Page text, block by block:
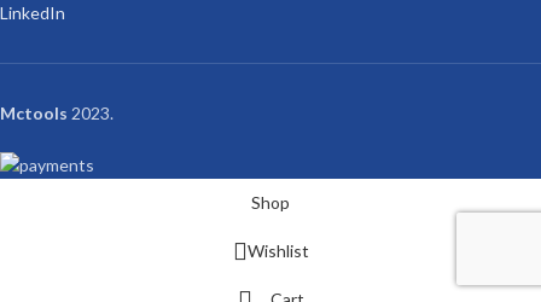
LinkedIn
Mctools 2023.
Shop
Wishlist